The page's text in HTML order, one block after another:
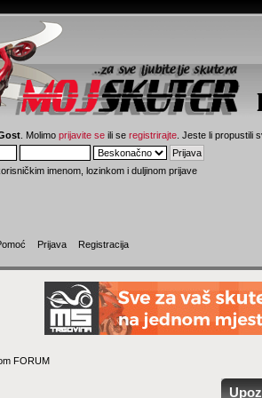
. Molimoprijavite se ili seregistrirajte . Jeste li propustili
imenom, lozinkom i duljinom prijave
Prijava Registracija
FORUM